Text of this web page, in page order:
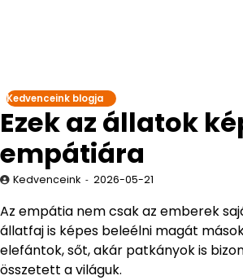
Kedvenceink blogja
Ezek az állatok
empátiára
Kedvenceink 2026-05-21
Az empátia nem csak az emberek
állatfaj is képes beleélni magát
elefántok, sőt, akár patkányok is
összetett a világuk.